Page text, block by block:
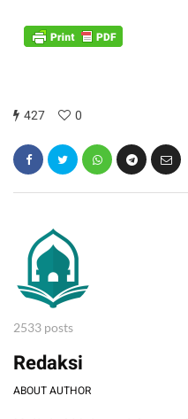
427 0
2533 posts
Redaksi
ABOUT AUTHOR